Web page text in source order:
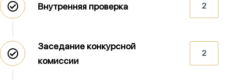
Внутренняя проверка 2
Заседание конкурсной
комиссии
2